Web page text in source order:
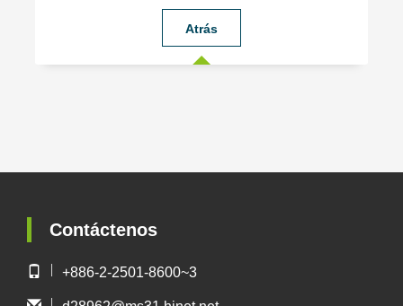
Atrás
Contáctenos
+886-2-2501-8600~3